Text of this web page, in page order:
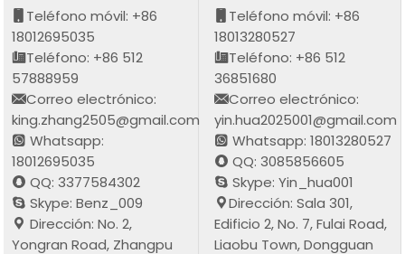
Teléfono móvil: +86
18012695035
Teléfono: +86 512
57888959
Correo electrónico:
king.zhang2505@gmail.com
Whatsapp:
18012695035
QQ: 3377584302
Skype: Benz_009
Dirección: No. 2,
Yongran Road, Zhangpu
Teléfono móvil: +86
18013280527
Teléfono: +86 512
36851680
Correo electrónico:
yin.hua2025001@gmail.com
Whatsapp: 18013280527
QQ: 3085856605
Skype: Yin_hua001
Dirección: Sala 301,
Edificio 2, No. 7, Fulai Road,
Liaobu Town, Dongguan